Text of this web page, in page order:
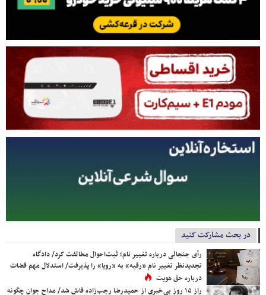
در بحث مشارکت کنید
رأی جنجالی درباره تغییر نام؛ ثبت‌احوال مخالفت کرد/ دادگاه
تجدیدنظر تغییر نام «رقیه» به «رویا» را پذیرفت/ استدلال مهم قضات
درباره حق هویت
راز ۱۵ روز بی‌خبری از حمیدرضا رجب‌زاده فاش شد/ مداح جوان چگونه